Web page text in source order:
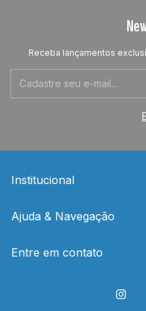
Receba lançamentos
Institucional
Ajuda & Navegação
Entre em contato